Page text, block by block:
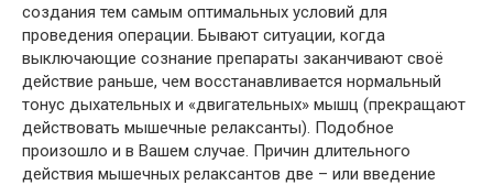
создания тем самым оптимальных условий для
проведения операции. Бывают ситуации, когда
выключающие сознание препараты заканчивают своё
действие раньше, чем восстанавливается нормальный
тонус дыхательных и «двигательных» мышц (прекращают
действовать мышечные релаксанты). Подобное
произошло и в Вашем случае. Причин длительного
действия мышечных релаксантов две – или введение